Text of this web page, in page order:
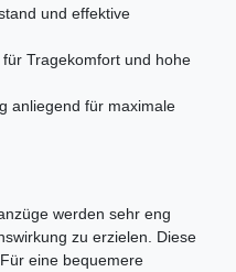
und effektive
Tragekomfort und hohe
anliegend für maximale
werden sehr eng
zu erzielen. Diese
eine bequemere